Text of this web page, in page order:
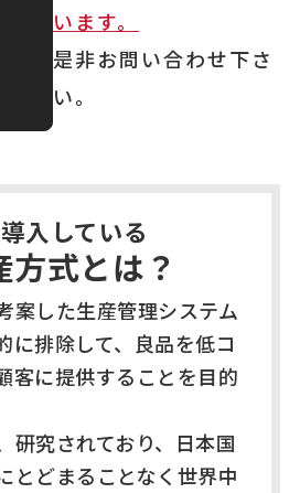
います。
是非お問い合わせ下さ
い。
入している
方式とは？
案した生産管理システム
に排除して、良品を低コ
客に提供することを目的
研究されており、日本国
とどまることなく世界中